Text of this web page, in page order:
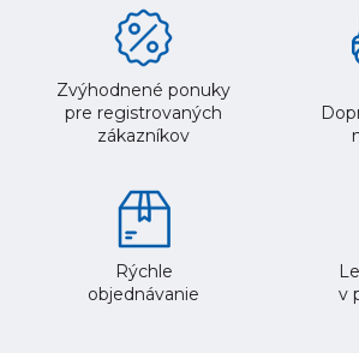
Zvýhodnené ponuky
pre registrovaných
zákazníkov
Rýchle
objednávanie
v